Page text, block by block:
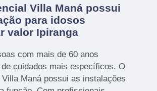
Villa Maná possui
para idosos
valor Ipiranga
com mais de 60 anos
cuidados mais específicos. O
Maná possui as instalações